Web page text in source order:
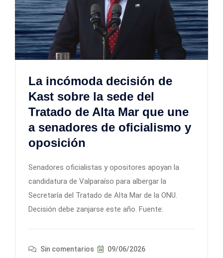
La incómoda decisión de
Kast sobre la sede del
Tratado de Alta Mar que une
a senadores de oficialismo y
oposición
Senadores oficialistas y opositores apoyan la
candidatura de Valparaíso para albergar la
Secretaría del Tratado de Alta Mar de la ONU.
Decisión debe zanjarse este año. Fuente:
Sin comentarios 09/06/2026